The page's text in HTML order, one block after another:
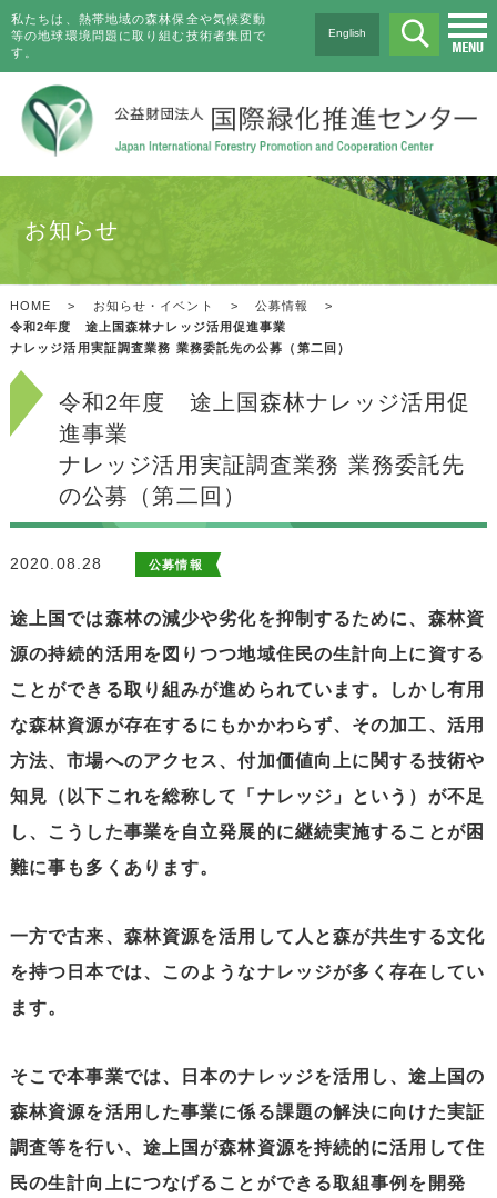
私たちは、熱帯地域の森林保全や気候変動
等の地球環境問題に取り組む技術者集団で
す。
English
お知らせ
HOME > お知らせ・イベント > 公募情報
>
令和2年度 途上国森林ナレッジ活用促進事業
ナレッジ活用実証調査業務 業務委託先の公募（第二回）
令和2年度 途上国森林ナレッジ活用促
進事業
ナレッジ活用実証調査業務 業務委託先
の公募（第二回）
2020.08.28 公募情報
途上国では森林の減少や劣化を抑制するために、森林資
源の持続的活用を図りつつ地域住民の生計向上に資する
ことができる取り組みが進められています。しかし有用
な森林資源が存在するにもかかわらず、その加工、活用
方法、市場へのアクセス、付加価値向上に関する技術や
知見（以下これを総称して「ナレッジ」という）が不足
し、こうした事業を自立発展的に継続実施することが困
難に事も多くあります。
一方で古来、森林資源を活用して人と森が共生する文化
を持つ日本では、このようなナレッジが多く存在してい
ます。
そこで本事業では、日本のナレッジを活用し、途上国の
森林資源を活用した事業に係る課題の解決に向けた実証
調査等を行い、途上国が森林資源を持続的に活用して住
民の生計向上につなげることができる取組事例を開発